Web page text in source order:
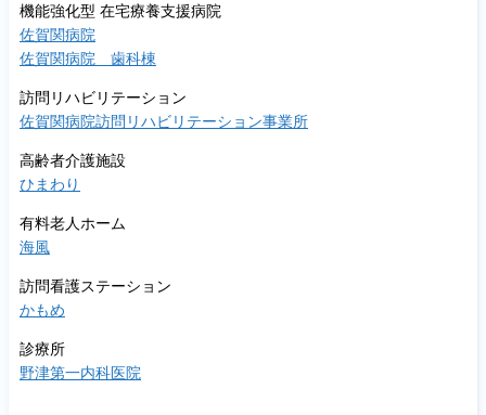
機能強化型 在宅療養支援病院
佐賀関病院
佐賀関病院 歯科棟
訪問リハビリテーション
佐賀関病院訪問リハビリテーション事業所
高齢者介護施設
ひまわり
有料老人ホーム
海風
訪問看護ステーション
かもめ
診療所
野津第一内科医院